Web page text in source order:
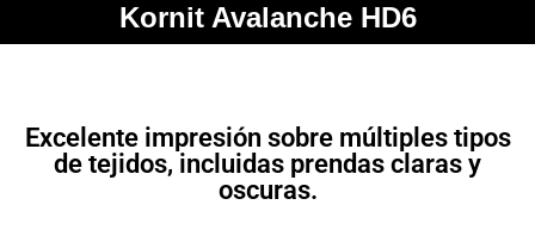
Kornit Avalanche HD6
Excelente impresión sobre múltiples tipos
de tejidos, incluidas prendas claras y
oscuras.